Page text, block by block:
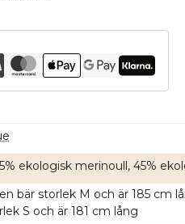
ekologisk merinoull, 45%
bär storlek M och är 185 cm
S och är 181 cm lång